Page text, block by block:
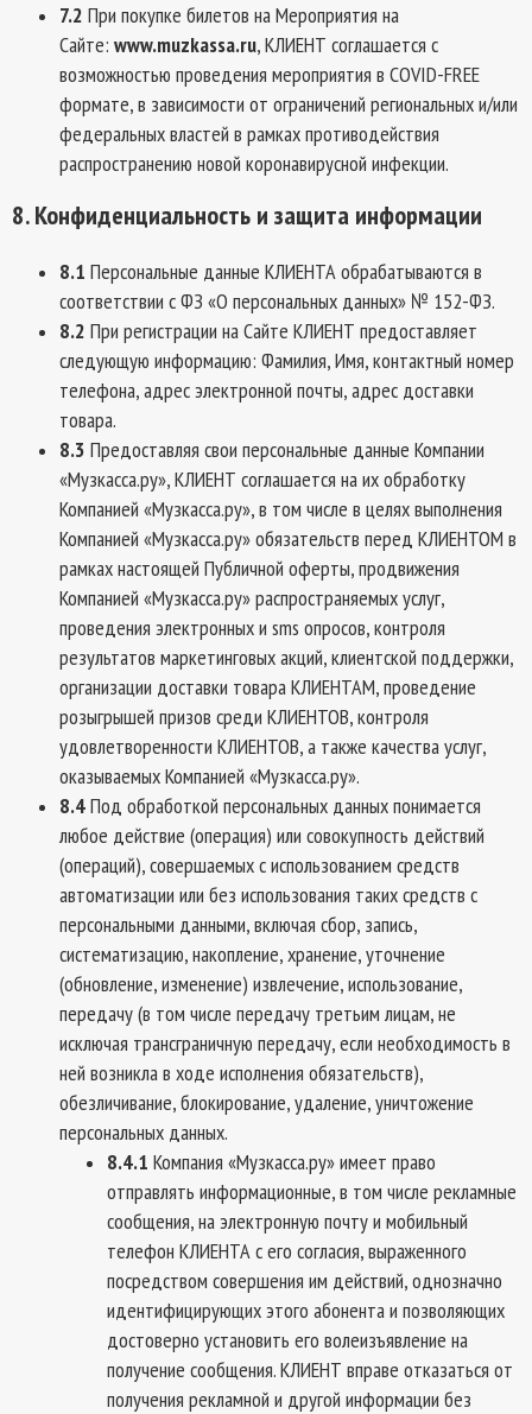
7.2 При покупке билетов на Мероприятия на
Сайте: www.muzkassa.ru, КЛИЕНТ соглашается с
возможностью проведения мероприятия в COVID-FREE
формате, в зависимости от ограничений региональных и/или
федеральных властей в рамках противодействия
распространению новой коронавирусной инфекции.
8. Конфиденциальность и защита информации
8.1 Персональные данные КЛИЕНТА обрабатываются в
соответствии с ФЗ «О персональных данных» № 152-ФЗ.
8.2 При регистрации на Сайте КЛИЕНТ предоставляет
следующую информацию: Фамилия, Имя, контактный номер
телефона, адрес электронной почты, адрес доставки
товара.
8.3 Предоставляя свои персональные данные Компании
«Музкасса.ру», КЛИЕНТ соглашается на их обработку
Компанией «Музкасса.ру», в том числе в целях выполнения
Компанией «Музкасса.ру» обязательств перед КЛИЕНТОМ в
рамках настоящей Публичной оферты, продвижения
Компанией «Музкасса.ру» распространяемых услуг,
проведения электронных и sms опросов, контроля
результатов маркетинговых акций, клиентской поддержки,
организации доставки товара КЛИЕНТАМ, проведение
розыгрышей призов среди КЛИЕНТОВ, контроля
удовлетворенности КЛИЕНТОВ, а также качества услуг,
оказываемых Компанией «Музкасса.ру».
8.4Под обработкой персональных данных понимается
любое действие (операция) или совокупность действий
(операций), совершаемых с использованием средств
автоматизации или без использования таких средств с
персональными данными, включая сбор, запись,
систематизацию, накопление, хранение, уточнение
(обновление, изменение) извлечение, использование,
передачу (в том числе передачу третьим лицам, не
исключая трансграничную передачу, если необходимость в
ней возникла в ходе исполнения обязательств),
обезличивание, блокирование, удаление, уничтожение
персональных данных.
8.4.1 Компания «Музкасса.ру» имеет право
отправлять информационные, в том числе рекламные
сообщения, на электронную почту и мобильный
телефон КЛИЕНТА с его согласия, выраженного
посредством совершения им действий, однозначно
идентифицирующих этого абонента и позволяющих
достоверно установить его волеизъявление на
получение сообщения. КЛИЕНТ вправе отказаться от
получения рекламной и другой информации без